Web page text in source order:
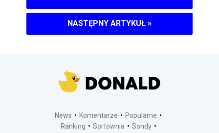
NASTĘPNY ARTYKUŁ »
News Komentarze
Popularne
Ranking
Sortownia Sondy